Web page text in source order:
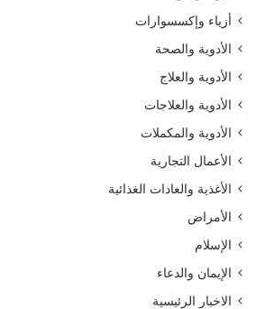
أزياء وإكسسوارات
الأدوية والصحة
الأدوية والعلاج
الأدوية والعلاجات
الأدوية والمكملات
الأعمال التجارية
الأغذية والعادات الغذائية
الأمراض
الإسلام
الإيمان والدعاء
الاخبار الرئيسية